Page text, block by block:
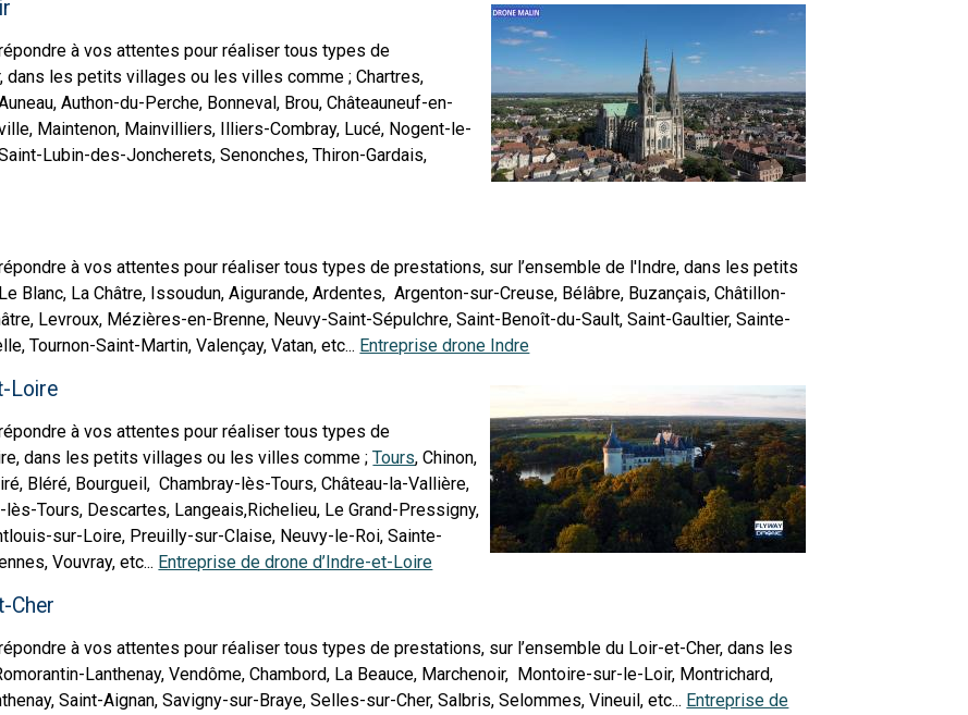
à vos attentes pour réaliser tous types de
dans les petits villages ou les villes comme ; Chartres,
Authon-du-Perche, Bonneval, Brou, Châteauneuf-en-
Maintenon, Mainvilliers, Illiers-Combray, Lucé, Nogent-le-
Lubin-des-Joncherets, Senonches, Thiron-Gardais,
à vos attentes pour réaliser tous types de prestations, sur l’ensemble de l'Indre, dans les petits
Blanc, La Châtre, Issoudun, Aigurande, Ardentes, Argenton-sur-Creuse, Bélâbre, Buzançais, Châtillon-
Levroux, Mézières-en-Brenne, Neuvy-Saint-Sépulchre, Saint-Benoît-du-Sault, Saint-Gaultier, Sainte-
Tournon-Saint-Martin, Valençay, Vatan, etc... Entreprise drone Indre
Loire
à vos attentes pour réaliser tous types de
dans les petits villages ou les villes comme ;Tours, Chinon,
Bléré, Bourgueil, Chambray-lès-Tours, Château-la-Vallière,
Tours, Descartes, Langeais,Richelieu, Le Grand-Pressigny,
sur-Loire, Preuilly-sur-Claise, Neuvy-le-Roi, Sainte-
Vouvray, etc... Entreprise de drone d’Indre-et-Loire
Cher
à vos attentes pour réaliser tous types de prestations, sur l’ensemble du Loir-et-Cher, dans les
Lanthenay, Vendôme, Chambord, La Beauce, Marchenoir, Montoire-sur-le-Loir, Montrichard,
Saint-Aignan, Savigny-sur-Braye, Selles-sur-Cher, Salbris, Selommes, Vineuil, etc... Entreprise de